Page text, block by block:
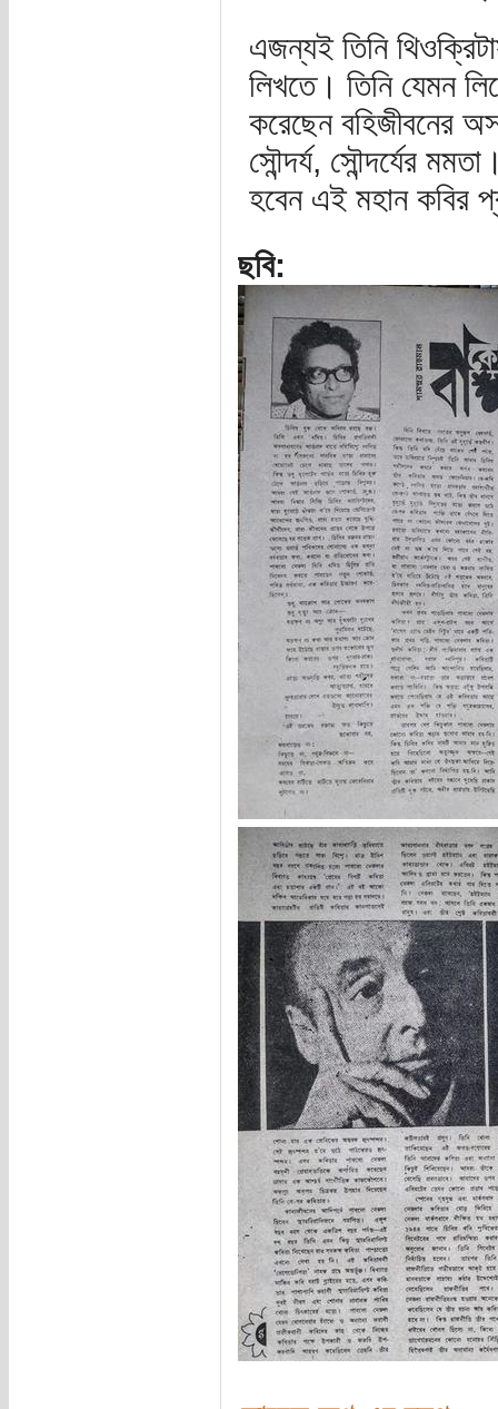
এজন্যই তিনি
লিখতে। তিনি যেমন
করেছেন বহিজীবনের
সৌন্দর্য, সৌন্দর্যের
হবেন এই মহান কবির
ছবি: